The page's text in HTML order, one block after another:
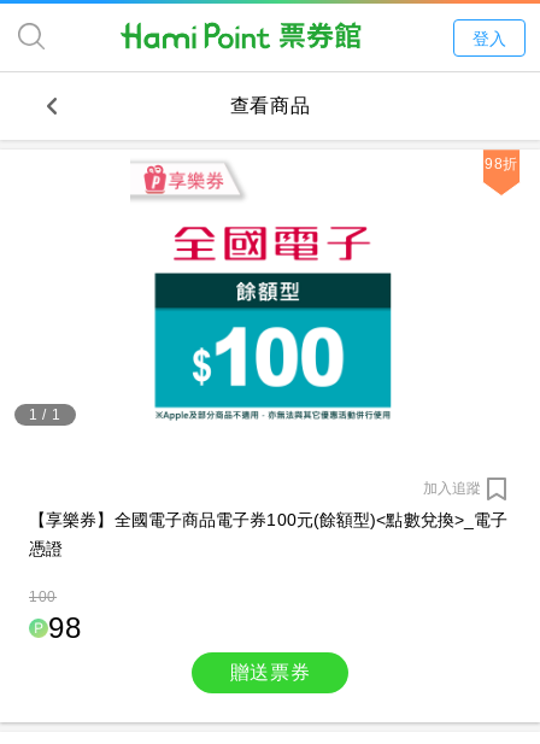
登入
查看商品
1 / 1
98折
加入追蹤
【享樂券】全國電子商品電子券100元(餘額型)<點數兌換>_電子
憑證
100
98
贈送票券